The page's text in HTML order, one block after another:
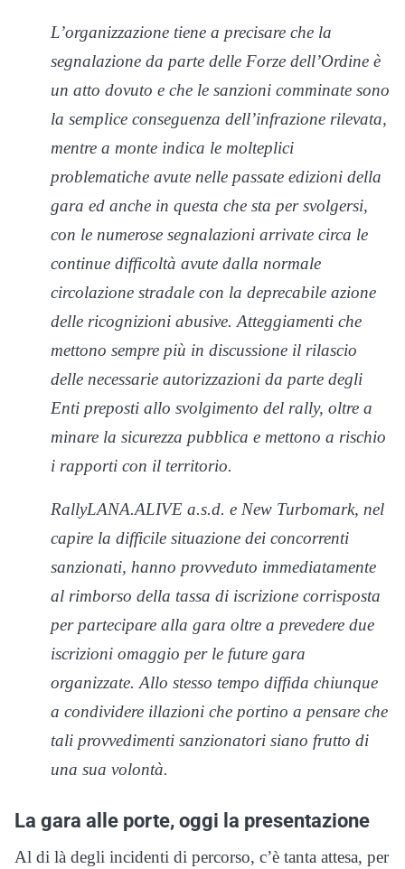
L’organizzazione tiene a precisare che la
segnalazione da parte delle Forze dell’Ordine è
un atto dovuto e che le sanzioni comminate sono
la semplice conseguenza dell’infrazione rilevata,
mentre a monte indica le molteplici
problematiche avute nelle passate edizioni della
gara ed anche in questa che sta per svolgersi,
con le numerose segnalazioni arrivate circa le
continue difficoltà avute dalla normale
circolazione stradale con la deprecabile azione
delle ricognizioni abusive. Atteggiamenti che
mettono sempre più in discussione il rilascio
delle necessarie autorizzazioni da parte degli
Enti preposti allo svolgimento del rally, oltre a
minare la sicurezza pubblica e mettono a rischio
i rapporti con il territorio.
RallyLANA.ALIVE a.s.d. e New Turbomark, nel
capire la difficile situazione dei concorrenti
sanzionati, hanno provveduto immediatamente
al rimborso della tassa di iscrizione corrisposta
per partecipare alla gara oltre a prevedere due
iscrizioni omaggio per le future gara
organizzate. Allo stesso tempo diffida chiunque
a condividere illazioni che portino a pensare che
tali provvedimenti sanzionatori siano frutto di
una sua volontà.
La gara alle porte, oggi la presentazione
Al di là degli incidenti di percorso, c’è tanta attesa, per